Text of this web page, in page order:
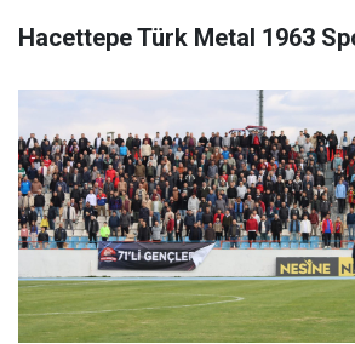
Hacettepe Türk Metal 1963